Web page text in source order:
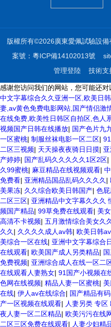
版權所有©2026廣東愛佩試驗設
案號：粵ICP備14102013號
管理登陸技術支
感谢您访问我们的网站，您可能还对
中文字幕综合久久亚洲一区,欧美日
妻,av黄色免费电影网站,国产情侣激
在线免费,欧美性日韩区自拍区,色人
视频国产日韩在线播放| 国产色片九
一区蜜桃| 制服丝袜电影一区二区|
二区三视频| 天天操夜夜骑日日摸|
产婷婷| 国产乱码久久久久久1区2区|
久99蜜桃| 麻豆精品在线视频观看|
免费看| 亚洲精品国品乱码久久久久 |
美果冻| 久久综合欧美日韩国产| 色
二区三区| 亚洲精品中文字幕久久久
频国产精品| 99草免费在线观看| 美
高清不卡视频| 五月激情综合美女久久
久久 | 久久久久成人av韩| 欧美日韩
美综合一区在线| 亚洲中文字幕综合
在线观看| 欧美国产成人另类精品|
免费视频| 亚洲综合成人在线一区二
在线观看人妻熟女| 91国产小视频在
色网在线视频| 精品人妻一区蜜桃|
在线| 伊人av在线综合| 国产精品有
产一区视频在线观看| 人妻另类 专区
夜人妻一区二区精品| 欧美污污在线
二区三区免费在线观看| 人妻少妇精